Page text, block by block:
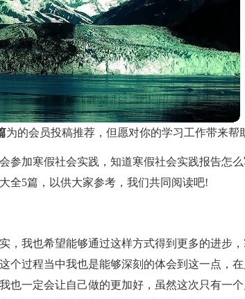
为的会员投稿推荐，但愿对你的学习工作带来帮
参加寒假社会实践，知道寒假社会实践报告怎
全5篇，以供大家参考，我们共同阅读吧!
，我也希望能够通过这样方式得到更多的进步
个过程当中我也是能够深刻的体会到这一点，
也一定会让自己做的更加好，虽然这次只有一